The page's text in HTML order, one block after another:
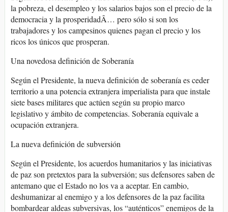
la pobreza, el desempleo y los salarios bajos son el precio de la
democracia y la prosperidadÂ… pero sólo si son los
trabajadores y los campesinos quienes pagan el precio y los
ricos los únicos que prosperan.
Una novedosa definición de Soberanía
Según el Presidente, la nueva definición de soberanía es ceder
territorio a una potencia extranjera imperialista para que instale
siete bases militares que actúen según su propio marco
legislativo y ámbito de competencias. Soberanía equivale a
ocupación extranjera.
La nueva definición de subversión
Según el Presidente, los acuerdos humanitarios y las iniciativas
de paz son pretextos para la subversión; sus defensores saben de
antemano que el Estado no los va a aceptar. En cambio,
deshumanizar al enemigo y a los defensores de la paz facilita
bombardear aldeas subversivas, los “auténticos” enemigos de la